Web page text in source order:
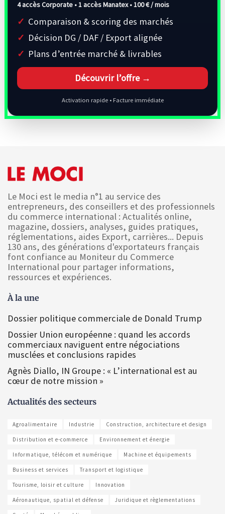
4 accès Corporate • 1 accès Manatex •100 € / mois
Comparaison & scoring des marchés
Décision DG / DAF / Export alignée
Plans d’entrée marché & livrables
Découvrir l’offre →
Activation rapide • Facture immédiate
Le Moci est le media n°1 au service des
entrepreneurs, des conseillers et des professionnels
du commerce international : Actualités online,
magazine, dossiers, analyses, guides pratiques,
réglementations, aides Export, carrières... Depuis
130 ans, des générations d'exportateurs français
font confiance au Moniteur du Commerce
International pour partager informations,
ressources et expériences.
À la une
Dossier politique commerciale de Donald Trump
Dossier Union européenne : quand les accords
commerciaux naviguent entre négociations
musclées et conclusions rapides
Agnès Diallo, IN Groupe : « L’international est au
cœur de notre mission »
Actualités des secteurs
Agroalimentaire Industrie Construction, architecture et design
Distribution et e-commerce Environnement et énergie
Informatique, télécom et numérique Machine et équipements
Business et services Transport et logistique
Tourisme, loisir et culture Innovation
Aéronautique, spatial et défense Juridique et règlementations